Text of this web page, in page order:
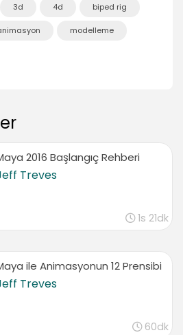
3d 4d biped rig
modelleme
2016 Başlangıç Rehberi
Treves
1s 21dk
ile Animasyonun 12 Prensibi
Treves
60dk